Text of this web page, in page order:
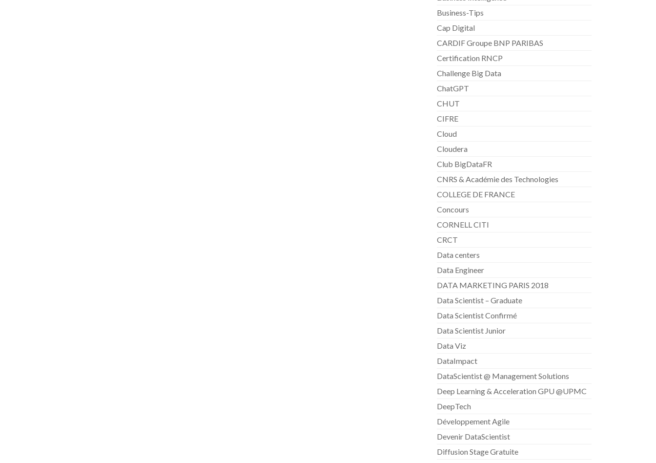
Business-Tips
Cap Digital
CARDIF Groupe BNP PARIBAS
Certification RNCP
Challenge Big Data
ChatGPT
CHUT
CIFRE
Cloud
Cloudera
Club BigDataFR
CNRS & Académie des Technologies
COLLEGE DE FRANCE
Concours
CORNELL CITI
CRCT
Data centers
Data Engineer
DATA MARKETING PARIS 2018
Data Scientist – Graduate
Data Scientist Confirmé
Data Scientist Junior
Data Viz
DataImpact
DataScientist @ Management Solutions
Deep Learning & Acceleration GPU @UPMC
DeepTech
Développement Agile
Devenir DataScientist
Diffusion Stage Gratuite